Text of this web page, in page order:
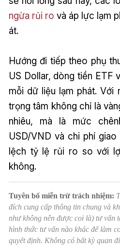
ngừa rủi ro và áp lực lạm
át.
Hướng đi tiếp theo phụ
US Dollar, dòng tiền ETF
mỗi dữ liệu lạm phát. Với
trọng tâm không chỉ là
nhiêu, mà là mức
USD/VND và chi phí
lệch tỷ lệ rủi ro so với
không.
Tuyên bố miễn trừ trách nhiệm:
đích cung cấp thông tin chung và
như không nên được coi là) tư vấn
hình thức tư vấn nào khác để làm
quyết định. Không có bất kỳ quan